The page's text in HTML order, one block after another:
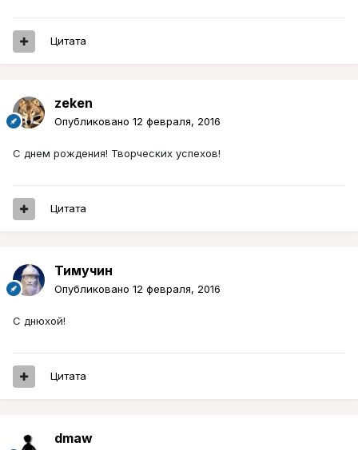
Цитата
zeken
Опубликовано 12 февраля, 2016
С днем рождения! Творческих успехов!
Цитата
Тимучин
Опубликовано 12 февраля, 2016
С днюхой!
Цитата
dmaw